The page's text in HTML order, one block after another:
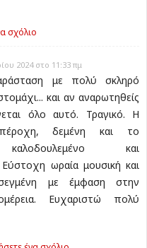
σχόλιο
2024 στο 11:33 πμ
με πολύ σκληρό
και αν αναρωτηθείς
όλο αυτό. Τραγικό. Η
δεμένη και το
και
ωραία μουσική και
με έμφαση στην
Ευχαριστώ πολύ